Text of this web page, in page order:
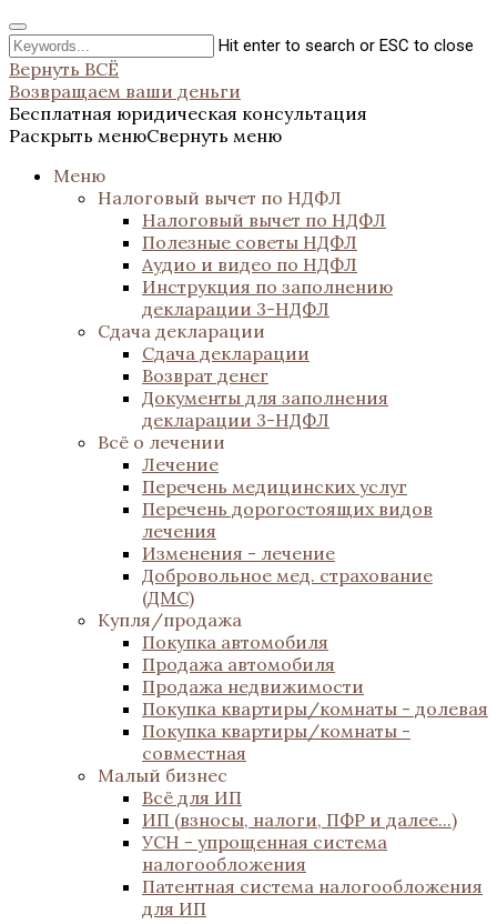
Hit enter to search or ESC to close
Вернуть ВСЁ
Возвращаем ваши деньги
Бесплатная юридическая консультация
Раскрыть менюСвернуть меню
Меню
Налоговый вычет по НДФЛ
Налоговый вычет по НДФЛ
Полезные советы НДФЛ
Аудио и видео по НДФЛ
Инструкция по заполнению
декларации 3-НДФЛ
Сдача декларации
Сдача декларации
Возврат денег
Документы для заполнения
декларации 3-НДФЛ
Всё о лечении
Лечение
Перечень медицинских услуг
Перечень дорогостоящих видов
лечения
Изменения - лечение
Добровольное мед. страхование
(ДМС)
Купля/продажа
Покупка автомобиля
Продажа автомобиля
Продажа недвижимости
Покупка квартиры/комнаты - долевая
Покупка квартиры/комнаты -
совместная
Малый бизнес
Всё для ИП
ИП (взносы, налоги, ПФР и далее...)
УСН - упрощенная система
налогообложения
Патентная система налогообложения
для ИП